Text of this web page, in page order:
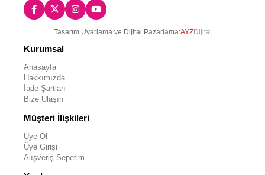
Tasarım Uyarlama ve Dijital Pazarlama:AYZDijital
Kurumsal
Anasayfa
Hakkımızda
İade Şartları
Bize Ulaşın
Müşteri İlişkileri
Üye Ol
Üye Girişi
Alışveriş Sepetim